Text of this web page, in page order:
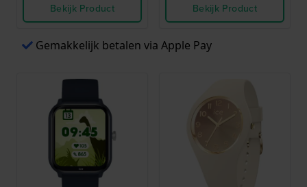
Bekijk Product
Bekijk Product
Gemakkelijk betalen via Apple Pay